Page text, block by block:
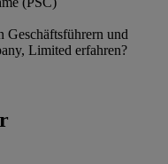
Geschäftsführern und
Limited erfahren?